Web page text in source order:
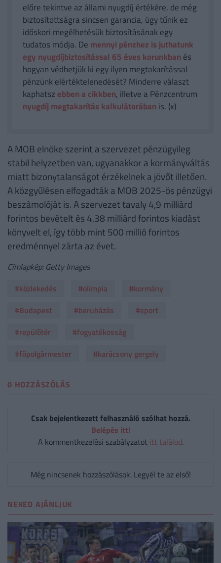
előre tekintve az állami nyugdíj értékére, de még
biztosítottságra sincsen garancia, úgy tűnik ez
időskori megélhetésük biztosításának egy
tudatos módja. De mennyi pénzhez is juthatunk
egy nyugdíjbiztosítással 65 éves korunkban és
hogyan védhetjük ki egy ilyen megtakarítással
pénzünk elértéktelenedését? Minderre választ
kaphatsz ebben a cikkben, illetve a Pénzcentrum
nyugdíj megtakarítás kalkulátorában is. (x)
A MOB elnöke szerint a szervezet pénzügyileg
stabil helyzetben van, ugyanakkor a kormányváltás
miatt bizonytalanságot érzékelnek a jövőt illetően.
A közgyűlésen elfogadták a MOB 2025-ös pénzügyi
beszámolóját is. A szervezet tavaly 4,9 milliárd
forintos bevételt és 4,38 milliárd forintos kiadást
könyvelt el, így több mint 500 millió forintos
eredménnyel zárta az évet.
Címlapkép: Getty Images
#közlekedés
#olimpia
#kormány
#Budapest
#beruházás
#sport
#repülőtér
#fogyatékosság
#főpolgármester
#karácsony gergely
0 HOZZÁSZÓLÁS
Csak bejelentkezett felhasználó szólhat hozzá.
Belépés itt!
A kommentkezelési szabályzatot itt találod.
Még nincsenek hozzászólások. Legyél te az első!
NEKED AJÁNLJUK